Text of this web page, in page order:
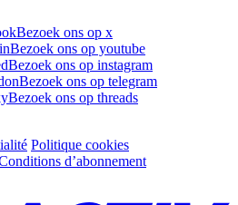
Bezoek ons op x
Bezoek ons op youtube
Bezoek ons op instagram
Bezoek ons op telegram
Bezoek ons op threads
Politique cookies
d’abonnement